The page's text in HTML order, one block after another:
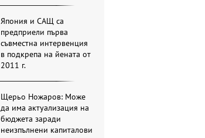
Япония и САЩ са
предприели първа
съвместна интервенция
в подкрепа на йената от
2011 г.
Щерьо Ножаров: Може
да има актуализация на
бюджета заради
неизпълнени капиталови